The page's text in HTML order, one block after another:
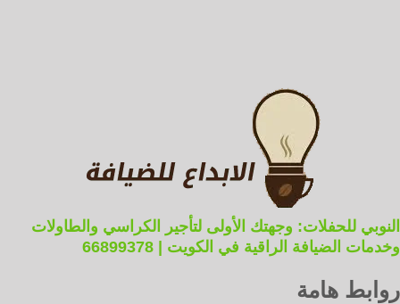
النوبي للحفلات: وجهتك الأولى لتأجير الكراسي والطاولات
وخدمات الضيافة الراقية في الكويت | 66899378
روابط هامة